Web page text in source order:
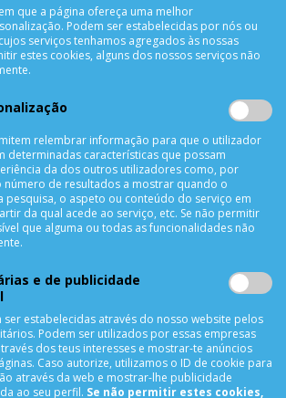
que a página ofereça uma melhor
Podem ser estabelecidas por nós ou
serviços tenhamos agregados às nossas
estes cookies, alguns dos nossos serviços não
relembrar informação para que o utilizador
determinadas características que possam
da dos outros utilizadores como, por
número de resultados a mostrar quando o
pesquisa, o aspeto ou conteúdo do serviço em
da qual acede ao serviço, etc. Se não permitir
que alguma ou todas as funcionalidades não
e de publicidade
ser estabelecidas através do nosso website pelos
Podem ser utilizados por essas empresas
dos teus interesses e mostrar-te anúncios
Caso autorize, utilizamos o ID de cookie para
através da web e mostrar-lhe publicidade
ao seu perfil. Se não permitir estes cookies,